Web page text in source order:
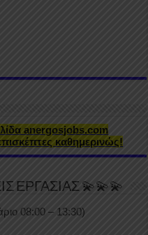
anergosjobs.com
καθημερινώς!
ΕΡΓΑΣΙΑΣ 💫💫💫
08:00 – 13:30)